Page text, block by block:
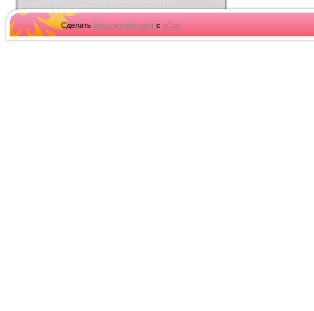
Сделать бесплатный сайт с uCoz